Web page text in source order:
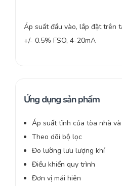
Áp suất đầu vào, lắp đặt trên
+/- 0.5% FSO, 4-20mA
Ứng dụng sản phẩm
Áp suất tĩnh của tòa nhà
Theo dõi bộ lọc
Đo lường lưu lượng khí
Điều khiển quy trình
Đơn vị mái hiên